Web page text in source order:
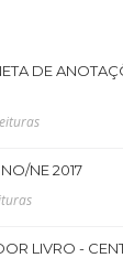
DE
NE 2017
LIVRO -